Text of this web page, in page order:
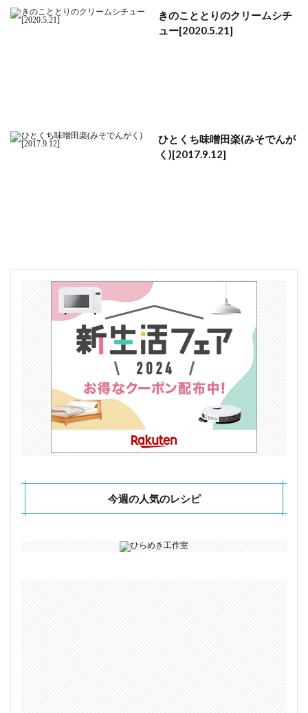
きのこととりのクリームシチ
ュー[2020.5.21]
ひとくち味噌田楽(みそでんが
く)[2017.9.12]
今週の人気のレシピ